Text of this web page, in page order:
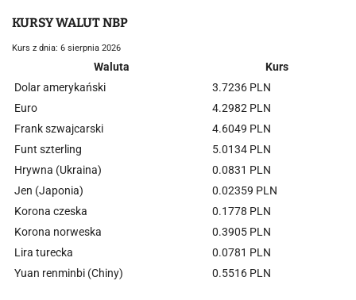
KURSY WALUT NBP
Kurs z dnia: 6 sierpnia 2026
Waluta
Kurs
Dolar amerykański
3.7236 PLN
Euro
4.2982 PLN
Frank szwajcarski
4.6049 PLN
Funt szterling
5.0134 PLN
Hrywna (Ukraina)
0.0831 PLN
Jen (Japonia)
0.02359 PLN
Korona czeska
0.1778 PLN
Korona norweska
0.3905 PLN
Lira turecka
0.0781 PLN
Yuan renminbi (Chiny)
0.5516 PLN